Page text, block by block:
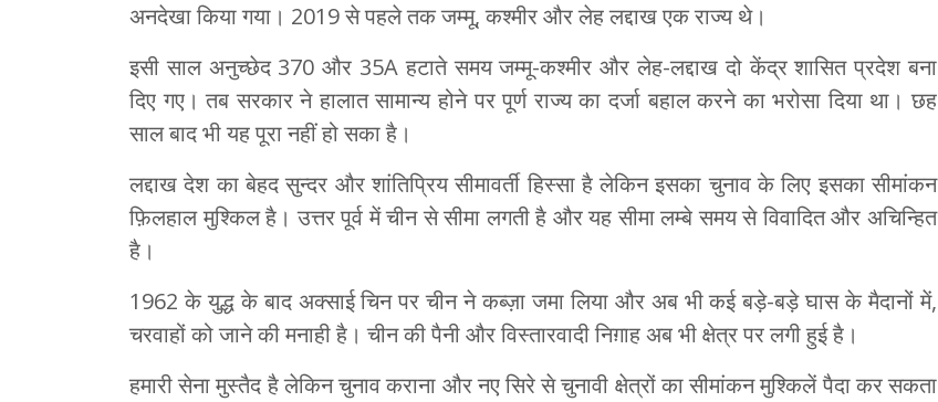
अनदेखा किया गया। 2019 से पहले तक जम्मू, कश्मीर और लेह लद्दाख एक राज्य थे।
इसी साल अनुच्छेद 370 और 35A हटाते समय जम्मू-कश्मीर और लेह-लद्दाख दो केंद्र शासित प्रदेश बना
दिए गए। तब सरकार ने हालात सामान्य होने पर पूर्ण राज्य का दर्जा बहाल करने का भरोसा दिया था। छह
साल बाद भी यह पूरा नहीं हो सका है।
लद्दाख देश का बेहद सुन्दर और शांतिप्रिय सीमावर्ती हिस्सा है लेकिन इसका चुनाव के लिए इसका सीमांकन
फ़िलहाल मुश्किल है। उत्तर पूर्व में चीन से सीमा लगती है और यह सीमा लम्बे समय से विवादित और अचिन्हित
है।
1962 के युद्ध के बाद अक्साई चिन पर चीन ने कब्ज़ा जमा लिया और अब भी कई बड़े-बड़े घास के मैदानों में,
चरवाहों को जाने की मनाही है। चीन की पैनी और विस्तारवादी निग़ाह अब भी क्षेत्र पर लगी हुई है।
हमारी सेना मुस्तैद है लेकिन चुनाव कराना और नए सिरे से चुनावी क्षेत्रों का सीमांकन मुश्किलें पैदा कर सकता